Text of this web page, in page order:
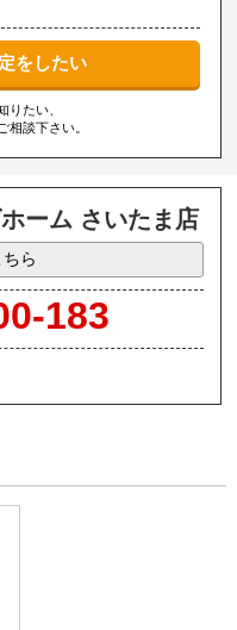
をしたい
りたい、
相談下さい。
ーム さいたま店
ら
183